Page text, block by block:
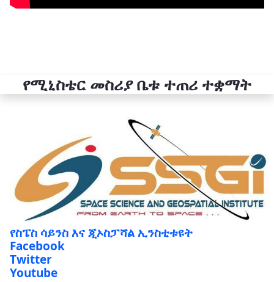
የሚኒስቴር መስሪያ ቤቱ ተጠሪ ተቋማት
የስፔስ ሳይንስ እና ጂኦስፓሻል ኢንስቲቱዩት
Facebook
Twitter
Youtube